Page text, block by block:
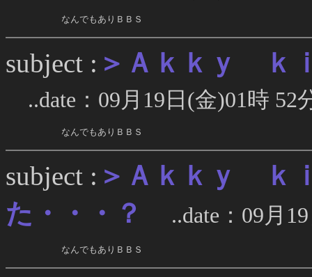
     なんでもありＢＢＳ
subject : ＞Ａｋｋｙ ｋ
..date：09月19日(金)01時 52
     なんでもありＢＢＳ
subject : ＞Ａｋｋｙ ｋ
た・・・？ ..date：09月
     なんでもありＢＢＳ